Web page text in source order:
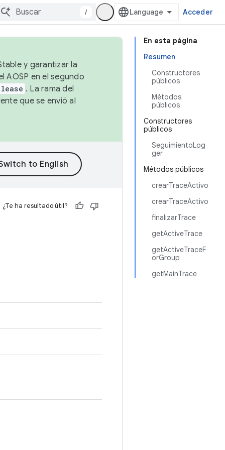
/ Acceder
En esta página
Resumen
Constructores
públicos
Métodos
públicos
Constructores
públicos
SeguimientoLog
ger
Métodos públicos
crearTraceActivo
crearTraceActivo
finalizarTrace
getActiveTrace
getActiveTraceF
orGroup
getMainTrace
y garantizar la
AOSP en el segundo
. La rama del
que se envió al
¿Te ha resultado útil?